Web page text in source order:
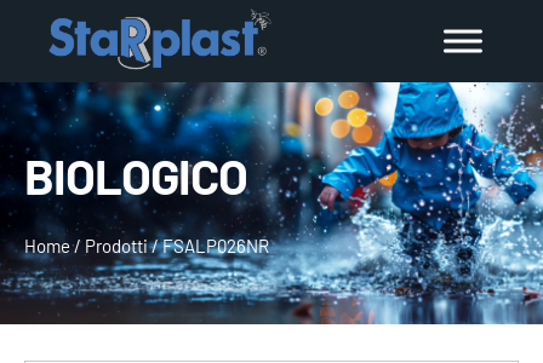
BIOLOGICO
Home/ Prodotti/FSALP026NR